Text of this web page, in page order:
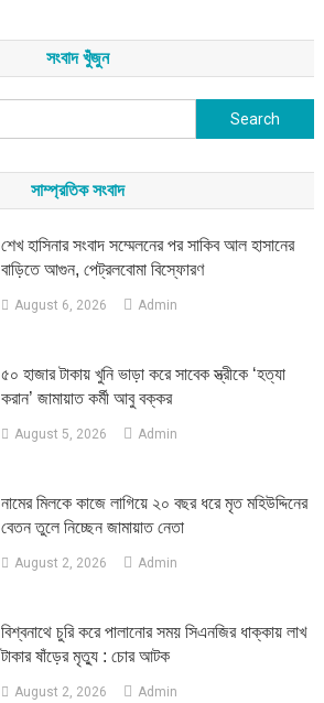
সংবাদ খুঁজুন
Search
সাম্প্রতিক সংবাদ
শেখ হাসিনার সংবাদ সম্মেলনের পর সাকিব আল হাসানের
বাড়িতে আগুন, পেট্রলবোমা বিস্ফোরণ
August 6, 2026 Admin
৫০ হাজার টাকায় খুনি ভাড়া করে সাবেক স্ত্রীকে ‘হত্যা
করান’ জামায়াত কর্মী আবু বক্কর
August 5, 2026 Admin
নামের মিলকে কাজে লাগিয়ে ২০ বছর ধরে মৃত মহিউদ্দিনের
বেতন তুলে নিচ্ছেন জামায়াত নেতা
August 2, 2026 Admin
‎বিশ্বনাথে চুরি করে পালানোর সময় সিএনজির ধাক্কায় লাখ
টাকার ষাঁড়ের মৃত্যু : চোর আটক
August 2, 2026 Admin